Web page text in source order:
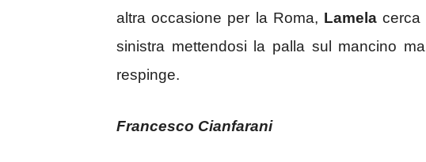
altra occasione per la Roma, Lamelacerca
sinistra mettendosi la palla sul mancino
respinge.
Francesco Cianfarani